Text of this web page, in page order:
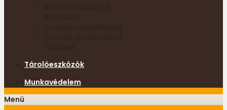
Bútordíszítő elemek
Bútorlábak
Faragott bútorfeltétdísz
Nyomott díszítő elemek
Tárolóeszközök
Munkavédelem
Menü